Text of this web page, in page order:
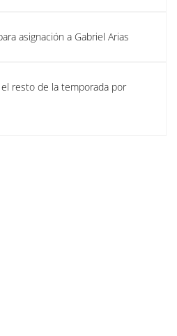
asignación a Gabriel Arias
resto de la temporada por